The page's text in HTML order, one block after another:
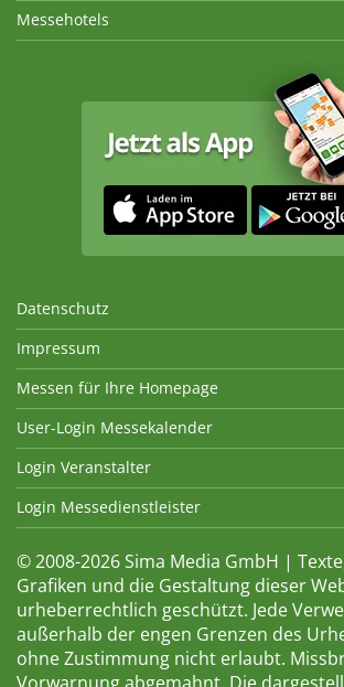
Messehotels
Datenschutz
Impressum
Messen für Ihre Homepage
User-Login Messekalender
Login Veranstalter
Login Messedienstleister
© 2008-2026 Sima Media GmbH |
Grafiken und die Gestaltung dieser
urheberrechtlich geschützt. Jede
außerhalb der engen Grenzen des
ohne Zustimmung nicht erlaubt.